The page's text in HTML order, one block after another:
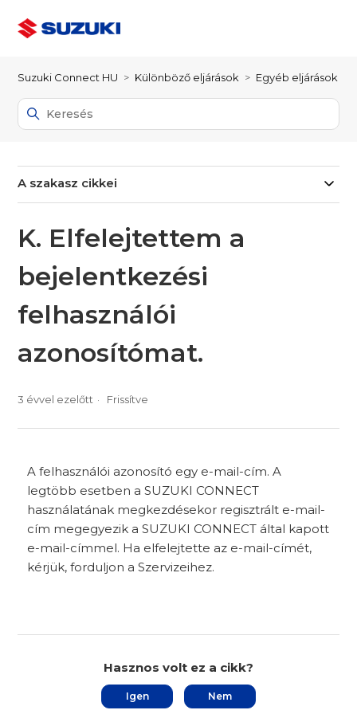
Suzuki Connect HU Különböző eljárások Egyéb eljárások
A szakasz cikkei
K. Elfelejtettem a
bejelentkezési
felhasználói
azonosítómat.
3 évvel ezelőtt Frissítve
A felhasználói azonosító egy e-mail-cím. A
legtöbb esetben a SUZUKI CONNECT
használatának megkezdésekor regisztrált e-mail-
cím megegyezik a SUZUKI CONNECT által kapott
e-mail-címmel. Ha elfelejtette az e-mail-címét,
kérjük, forduljon a Szervizeihez.
Hasznos volt ez a cikk?
Igen Nem